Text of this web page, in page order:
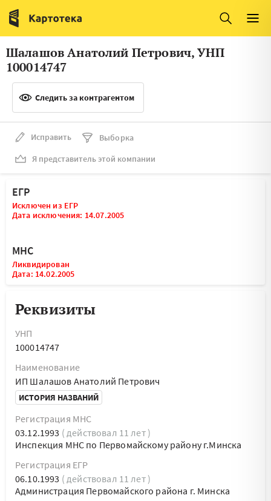
Италия
Люксембург
Литва
Латвия
Словения
Франция
Швеция
Мальта
Шалашов Анатолий Петрович, УНП
100014747
Следить за контрагентом
Исправить
Выборка
Я представитель этой компании
ЕГР
Исключен из ЕГР
Дата исключения: 14.07.2005
МНС
Ликвидирован
Дата: 14.02.2005
Реквизиты
УНП
100014747
Наименование
ИП Шалашов Анатолий Петрович
ИСТОРИЯ НАЗВАНИЙ
Регистрация МНС
03.12.1993 ( действовал 11 лет )
Инспекция МНС по Первомайскому району г.Минска
Регистрация ЕГР
06.10.1993 ( действовал 11 лет )
Администрация Первомайского района г. Минска